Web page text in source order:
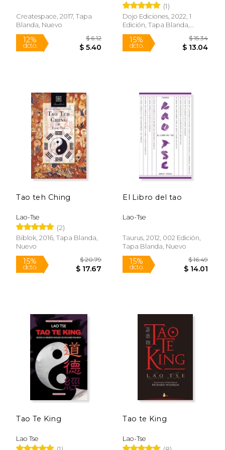
Createspace, 2017, Tapa
Blanda, Nuevo
12%
dcto.
(1)
Dojo Ediciones, 2022, 1
Edición, Tapa Blanda,
Nuevo
15%
dcto.
Tao teh Ching
Lao-Tse
(2)
Biblok, 2016, Tapa Blanda,
Nuevo
15%
El Libro del tao
Lao-Tse
Taurus, 2012, 002 Edición,
Tapa Blanda, Nuevo
15%
dcto.
Tao Te King
Lao Tse
Tao te King
Lao-Tse